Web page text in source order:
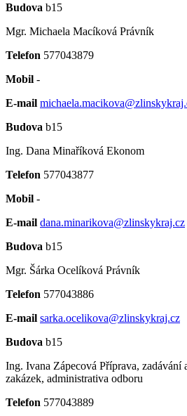
Budova b15
Mgr. Michaela Macíková Právník
Telefon 577043879
Mobil -
E-mail
Budova b15
Ing. Dana Minaříková Ekonom
Telefon 577043877
Mobil -
E-mail dana.minarikova@zlinskykraj.cz
Budova b15
Mgr. Šárka Ocelíková Právník
Telefon 577043886
E-mail sarka.ocelikova@zlinskykraj.cz
Budova b15
Ing. Ivana Zápecová Příprava, zadávání
zakázek, administrativa odboru
Telefon 577043889